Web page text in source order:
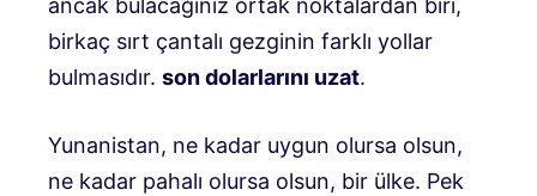
ancak bulacağınız ortak noktalardan biri,
birkaç sırt çantalı gezginin farklı yollar
bulmasıdır. son dolarlarını uzat.
Yunanistan, ne kadar uygun olursa olsun,
ne kadar pahalı olursa olsun, bir ülke. Pek